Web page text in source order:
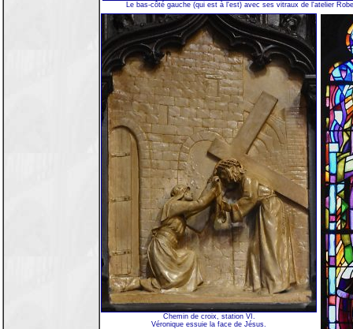
Le bas-côté gauche (qui est à l'est) avec ses vitraux de l'atelier
Chemin de croix, station VI.
Véronique essuie la face de Jésus.